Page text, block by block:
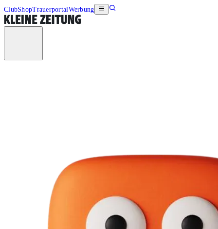
ClubShopTrauerportalWerbung